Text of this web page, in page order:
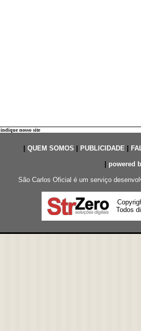
indique nosso site
QUEM SOMOS PUBLICIDADE|
powered
São Carlos Oficial é um serviço
Todos